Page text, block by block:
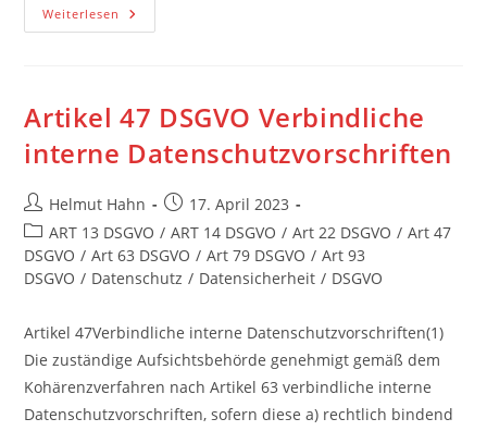
Weiterlesen Artikel
46
Garantien
Artikel 47 DSGVO Verbindliche
interne Datenschutzvorschriften
Beitrags-
Autor:
Helmut Hahn
Beitrag
veröffentlicht:
17. April 2023
Beitrags-
Kategorie:
ART 13 DSGVO / ART 14 DSGVO / Art 22 DSGVO / Art 47
DSGVO / Art 63 DSGVO / Art 79 DSGVO / Art 93
DSGVO / Datenschutz / Datensicherheit / DSGVO
Artikel 47Verbindliche interne Datenschutzvorschriften(1)
Die zuständige Aufsichtsbehörde genehmigt gemäß dem
Kohärenzverfahren nach Artikel 63 verbindliche interne
Datenschutzvorschriften, sofern diese a) rechtlich bindend